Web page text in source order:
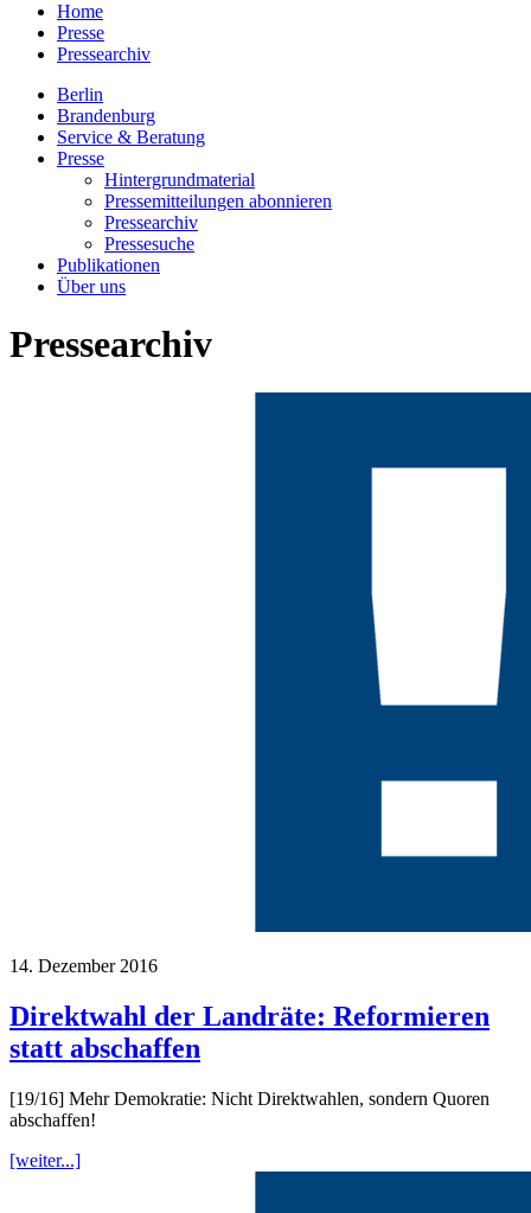
Home
Presse
Pressearchiv
Berlin
Brandenburg
Service & Beratung
Presse
Hintergrundmaterial
Pressemitteilungen abonnieren
Pressearchiv
Pressesuche
Publikationen
Über uns
Pressearchiv
14. Dezember 2016
Direktwahl der Landräte: Reformieren
statt abschaffen
[19/16] Mehr Demokratie: Nicht Direktwahlen, sondern Quoren
abschaffen!
[weiter...]